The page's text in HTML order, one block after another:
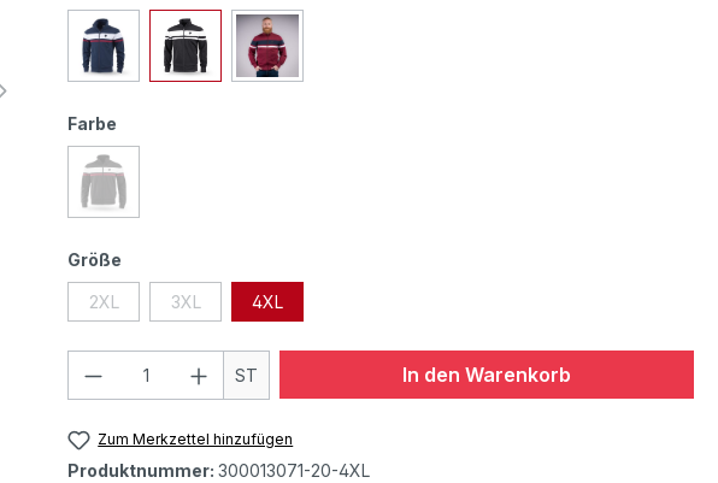
Farbe
Größe
2XL 3XL 4XL
ST In den Warenkorb
Zum Merkzettel hinzufügen
Produktnummer: 300013071-20-4XL